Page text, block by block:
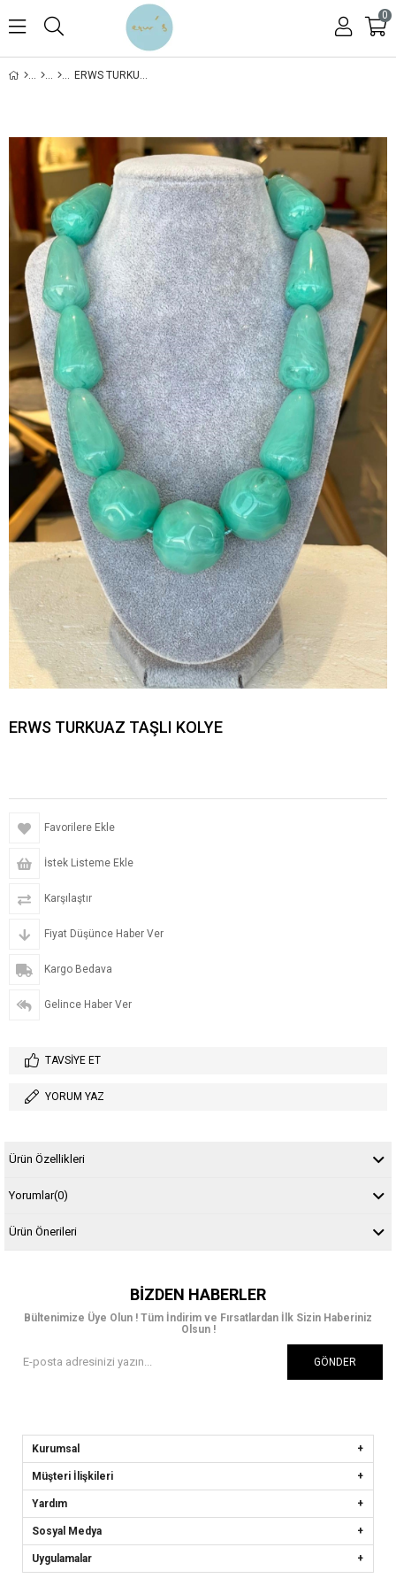
0
ERWS TURKUAZ TAŞLI KOLYE
ERWS TURKUAZ TAŞLI KOLYE
Favorilere Ekle
İstek Listeme Ekle
Karşılaştır
Fiyat Düşünce Haber Ver
Kargo Bedava
Gelince Haber Ver
TAVSIYE ET
YORUM YAZ
Ürün Özellikleri
Yorumlar(0)
Ürün Önerileri
BIZDEN HABERLER
Bültenimize Üye Olun ! Tüm İndirim ve Fırsatlardan İlk Sizin Haberiniz
Olsun !
GÖNDER
Kurumsal
Müşteri İlişkileri
Yardım
Sosyal Medya
Uygulamalar